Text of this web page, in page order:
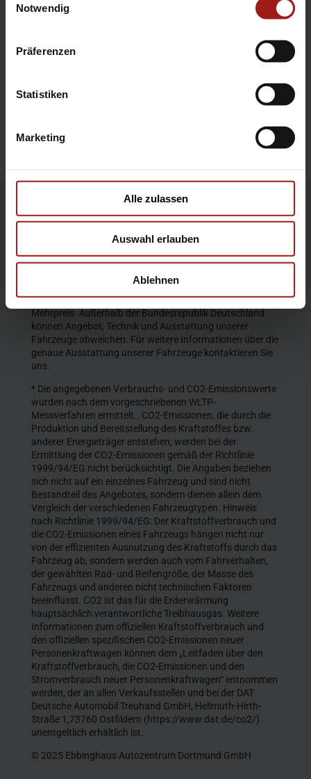
Notwendig
Präferenzen
Statistiken
Marketing
Alle zulassen
Auswahl erlauben
Ablehnen
Garantie
Die Produktbeschreibungen und Abbildungen enthalten
teilweise auch Sonderausstattungen, die nicht zum
entspricht dem Stand bei Veröffentlichung. Wir behalten
Die abgebildeten Farben geben den wirklichen Farbton nur
annähernd wieder. Gezeigte Sonderausstattungen gegen
Mehrpreis. Außerhalb der Bundesrepublik Deutschland
können Angebot, Technik und Ausstattung unserer
Fahrzeuge abweichen. Für weitere Informationen über die
genaue Ausstattung unserer Fahrzeuge kontaktieren Sie
uns.
* Die angegebenen Verbrauchs- und CO2-Emissionswerte
wurden nach dem vorgeschriebenen WLTP-
Messverfahren ermittelt.. CO2-Emissionen, die durch die
Produktion und Bereitstellung des Kraftstoffes bzw.
anderer Energieträger entstehen, werden bei der
Ermittlung der CO2-Emissionen gemäß der Richtlinie
1999/94/EG nicht berücksichtigt. Die Angaben beziehen
sich nicht auf ein einzelnes Fahrzeug und sind nicht
Bestandteil des Angebotes, sondern dienen allein dem
Vergleich der verschiedenen Fahrzeugtypen. Hinweis
nach Richtlinie 1999/94/EG: Der Kraftstoffverbrauch und
die CO2-Emissionen eines Fahrzeugs hängen nicht nur
von der effizienten Ausnutzung des Kraftstoffs durch das
Fahrzeug ab, sondern werden auch vom Fahrverhalten,
der gewählten Rad- und Reifengröße, der Masse des
Fahrzeugs und anderen nicht technischen Faktoren
beeinflusst. CO2 ist das für die Erderwärmung
hauptsächlich verantwortliche Treibhausgas. Weitere
Informationen zum offiziellen Kraftstoffverbrauch und
den offiziellen spezifischen CO2-Emissionen neuer
Personenkraftwagen können dem „Leitfaden über den
Kraftstoffverbrauch, die CO2-Emissionen und den
Stromverbrauch neuer Personenkraftwagen“ entnommen
werden, der an allen Verkaufsstellen und bei der DAT
Deutsche Automobil Treuhand GmbH, Hellmuth-Hirth-
Straße 1,73760 Ostfildern (https://www.dat.de/co2/)
unentgeltlich erhältlich ist.
© 2025 Ebbinghaus Autozentrum Dortmund GmbH